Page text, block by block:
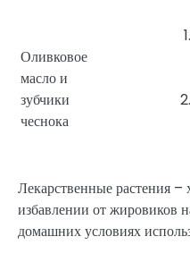
Оливковое
масло и
зубчики
чеснока
Лекарственные растения –
избавлении от жировиков
домашних условиях